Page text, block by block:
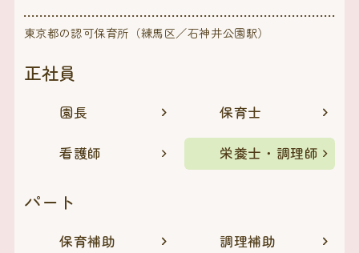
東京都の認可保育所（練馬区／石神井公園駅）
正社員
園長 保育士
看護師 栄養士・調理師
パート
保育補助 調理補助